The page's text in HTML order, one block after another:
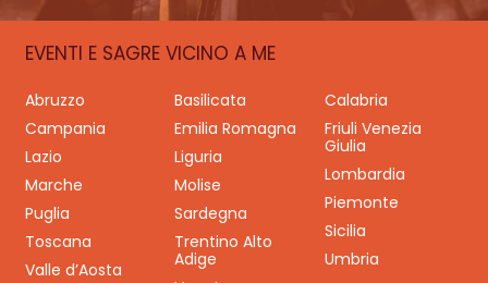
EVENTI E SAGRE VICINO A ME
Abruzzo Basilicata
Calabria
Campania
Emilia Romagna
Friuli Venezia
Giulia
Lazio
Liguria
Lombardia
Marche
Molise
Piemonte
Puglia
Sardegna
Sicilia
Toscana
Trentino Alto
Adige
Umbria
Valle d’Aosta